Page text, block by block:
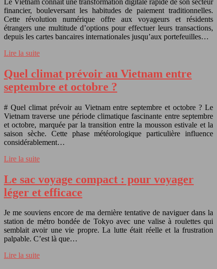
financier, bouleversant les habitudes de paiement traditionnelles.
Cette révolution numérique offre aux voyageurs et résidents
étrangers une multitude d’options pour effectuer leurs transactions,
depuis les cartes bancaires internationales jusqu’aux portefeuilles…
Lire la suite
Quel climat prévoir au Vietnam entre
septembre et octobre ?
# Quel climat prévoir au Vietnam entre septembre et octobre ? Le
Vietnam traverse une période climatique fascinante entre septembre
et octobre, marquée par la transition entre la mousson estivale et la
saison sèche. Cette phase météorologique particulière influence
considérablement…
Lire la suite
Le sac voyage compact : pour voyager
léger et efficace
Je me souviens encore de ma dernière tentative de naviguer dans la
station de métro bondée de Tokyo avec une valise à roulettes qui
semblait avoir une vie propre. La lutte était réelle et la frustration
palpable. C’est là que…
Lire la suite